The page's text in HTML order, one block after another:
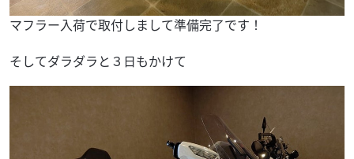
マフラー入荷で取付しまして準備完了です！
そしてダラダラと３日もかけて